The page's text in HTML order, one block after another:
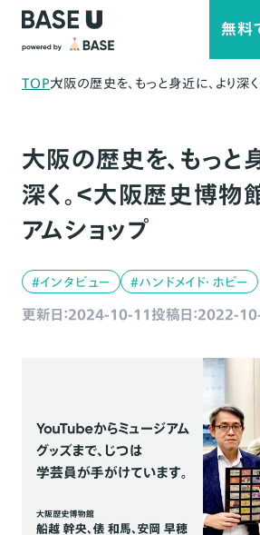
無料
TOP大阪の歴史を、もっと身近に、より深
大阪の歴史を、もっと
深く。＜大阪歴史博物
アムショップ
#インタビュー #ハンドメイド・ホビー
更新日：2024-10-11投稿日：2022-